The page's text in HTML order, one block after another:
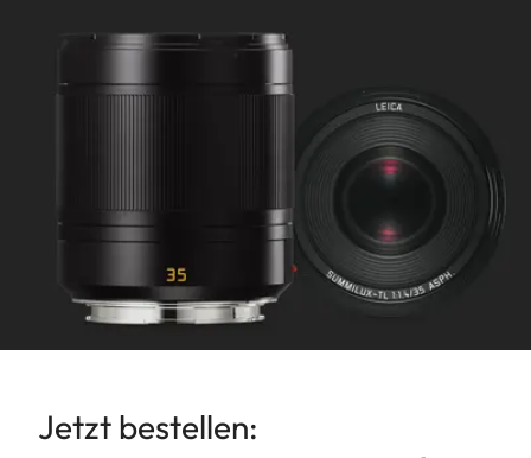
unendlich
Kleinstes
Objektfeld/größter
Abbildungsmaßstab:
x147 mm/1:9,4
Blende
Einstellung/
Jetzt bestellen: